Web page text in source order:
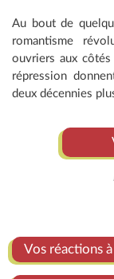
Au bout de
romantisme
ouvriers aux
répression
deux décennies
Vos réactions